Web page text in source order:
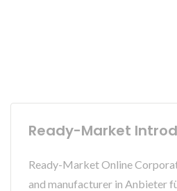
Ready-Market
Ready-Market Online
and manufacturer in Anbieter